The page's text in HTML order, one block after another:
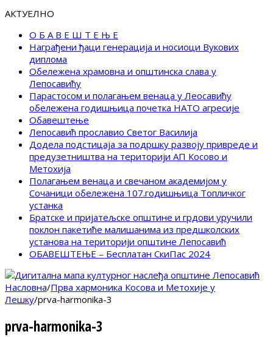
АКТУЕЛНО
О Б А В Е Ш Т Е Њ Е
Награђени ђаци генерација и носиоци Вукових
диплома
Обележена храмовна и општинска слава у
Лепосавићу
Парастосом и полагањем венаца у Леосавићу
обележена годишњица почетка НАТО агресије
Обавештење
Лепосавић прославио Светог Василија
Додела подстицаја за подршку развоју привреде и
предузетништва на територији АП Косово и
Метохија
Полагањем венаца и свечаном академијом у
Сочаници обележена 107.годишњица Топличког
устанка
Братске и пријатељске општине и грдови уручили
поклон пакетиће малишанима из предшколских
установа на територији општине Лепосавић
ОБАВЕШТЕЊЕ – Бесплатан СкиПас 2024
Насловна/Прва хармоника Косова и Метохије у
Лешку/prva-harmonika-3
prva-harmonika-3